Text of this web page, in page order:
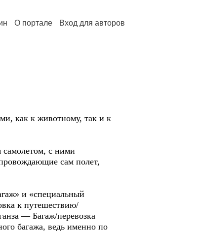
О портале Вход для авторов
как к животному, так и к
самолетом, с ними
сам полет,
и «специальный
к путешествию/
— Багаж/перевозка
багажа, ведь именно по